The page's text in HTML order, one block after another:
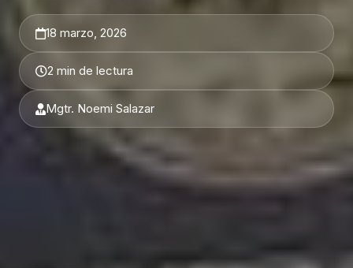
18 marzo, 2026
2 min de lectura
Mgtr. Noemi Salazar